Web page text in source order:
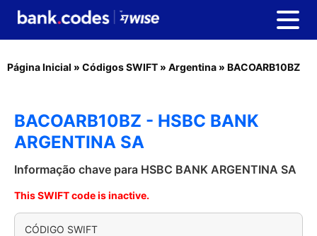
Página Inicial » Códigos SWIFT » Argentina » BACOARB10BZ
BACOARB10BZ - HSBC BANK
ARGENTINA SA
Informação chave para HSBC BANK ARGENTINA SA
This SWIFT code is inactive.
CÓDIGO SWIFT